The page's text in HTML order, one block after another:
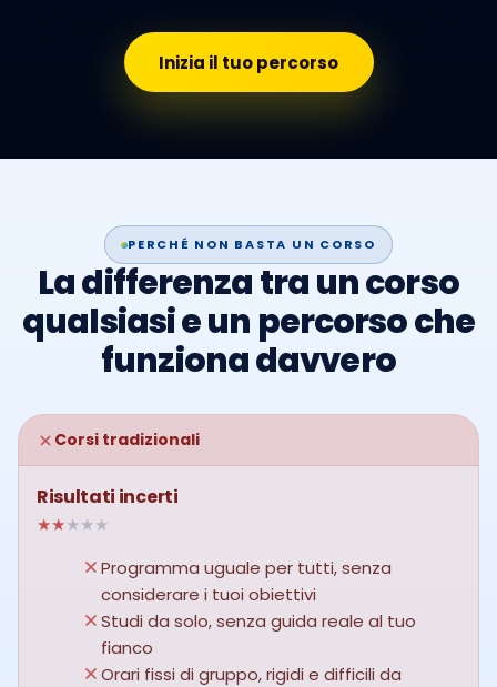
Inizia il tuo percorso
PERCHÉ NON BASTA UN CORSO
La differenza tra un corso
qualsiasi e un percorso che
funziona davvero
Corsi tradizionali
Risultati incerti
★★★★★
Programma uguale per tutti, senza
considerare i tuoi obiettivi
Studi da solo, senza guida reale al tuo
fianco
Orari fissi di gruppo, rigidi e difficili da